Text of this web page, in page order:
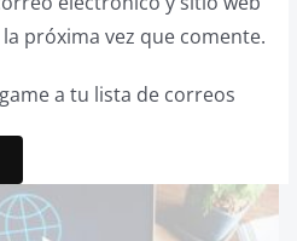
próxima vez que comente.
a tu lista de correos